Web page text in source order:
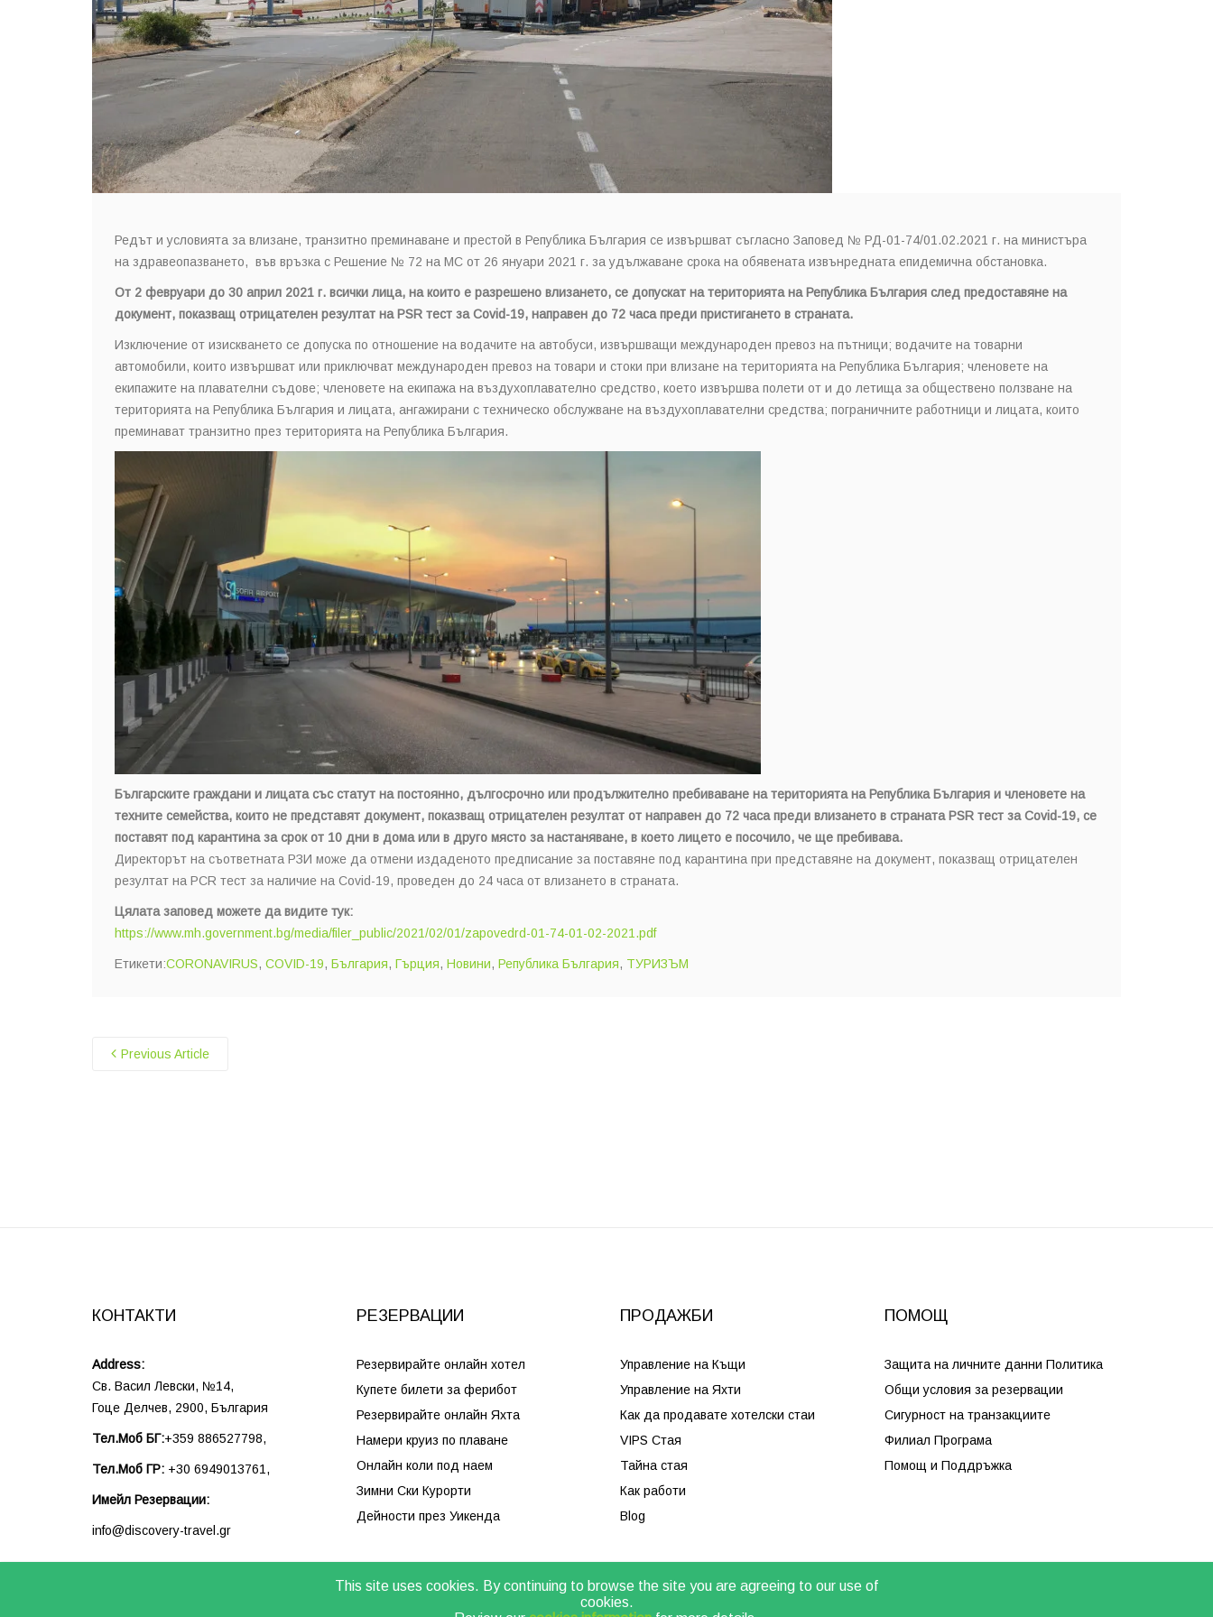
Редът и условията за влизане, транзитно преминаване и престой в Република България се извършват съгласно Заповед № РД-01-74/01.02.2021 г. на министъра
на здравеопазването, във връзка с Решение № 72 на МС от 26 януари 2021 г. за удължаване срока на обявената извънредната епидемична обстановка.
От 2 февруари до 30 април 2021 г. всички лица, на които е разрешено влизането, се допускат на територията на Република България след предоставяне на
документ, показващ отрицателен резултат на PSR тест за Covid-19, направен до 72 часа преди пристигането в страната.
Изключение от изискването се допуска по отношение на водачите на автобуси, извършващи международен превоз на пътници; водачите на товарни
автомобили, които извършват или приключват международен превоз на товари и стоки при влизане на територията на Република България; членовете на
екипажите на плавателни съдове; членовете на екипажа на въздухоплавателно средство, което извършва полети от и до летища за обществено ползване на
територията на Република България и лицата, ангажирани с техническо обслужване на въздухоплавателни средства; пограничните работници и лицата, които
преминават транзитно през територията на Република България.
Българските граждани и лицата със статут на постоянно, дългосрочно или продължително пребиваване на територията на Република България и членовете на
техните семейства, които не представят документ, показващ отрицателен резултат от направен до 72 часа преди влизането в страната PSR тест за Covid-19, се
поставят под карантина за срок от 10 дни в дома или в друго място за настаняване, в което лицето е посочило, че ще пребивава.
Директорът на съответната РЗИ може да отмени издаденото предписание за поставяне под карантина при представяне на документ, показващ отрицателен
резултат на PCR тест за наличие на Covid-19, проведен до 24 часа от влизането в страната.
Цялата заповед можете да видите тук:
https://www.mh.government.bg/media/filer_public/2021/02/01/zapovedrd-01-74-01-02-2021.pdf
Етикети:CORONAVIRUS, COVID-19, България, Гърция, Новини, Република България, ТУРИЗЪМ
Previous Article
КОНТАКТИ
Address:
Св. Васил Левски, №14,
Гоце Делчев, 2900, България
Тел.Моб БГ:+359 886527798,
Тел.Моб ГР: +30 6949013761,
Имейл Резервации:
info@discovery-travel.gr
РЕЗЕРВАЦИИ
Резервирайте онлайн хотел
Купете билети за ферибот
Резервирайте онлайн Яхта
Намери круиз по плаване
Онлайн коли под наем
Зимни Ски Курорти
Дейности през Уикенда
ПРОДАЖБИ
Управление на Къщи
Управление на Яхти
Как да продавате хотелски стаи
VIPS Стая
Тайна стая
Как работи
Blog
ПОМОЩ
Защита на личните данни Политика
Общи условия за резервации
Сигурност на транзакциите
Филиал Програма
Помощ и Поддръжка
This site uses cookies. By continuing to browse the site you are agreeing to our use of
cookies.